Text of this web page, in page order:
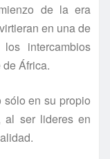
de la era
en una de
intercambios
África.
en su propio
al ser lideres en